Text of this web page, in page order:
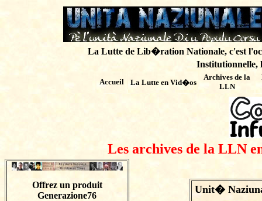
La Lutte de Lib�ration Nationale, c'est
Institutionnelle,
Accueil La Lutte en Vid�os
Archives de la
LLN
Les archives de la LLN
Offrez un produit
Generazione76
Unit�